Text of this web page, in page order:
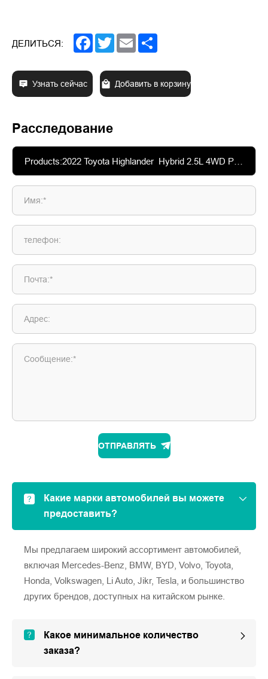
ДЕЛИТЬСЯ: Facebook
TwitterEmail
Узнать сейчас Добавить в корзину
Расследование
Имя:*
телефон:
Почта:*
Адрес:
Сообщение:*
ОТПРАВЛЯТЬ
Какие марки автомобилей вы можете
предоставить?
Мы предлагаем широкий ассортимент автомобилей,
включая Mercedes-Benz, BMW, BYD, Volvo, Toyota,
Honda, Volkswagen, Li Auto, Jikr, Tesla, и большинство
других брендов, доступных на китайском рынке.
Какое минимальное количество
заказа?